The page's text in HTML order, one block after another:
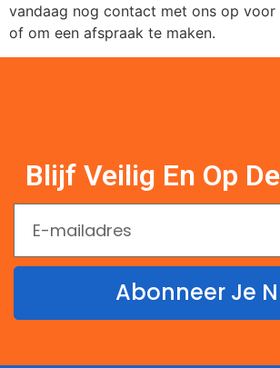
vandaag nog contact met ons op
of om een afspraak te maken.
Blijf Veilig En Op
Abonneer Je